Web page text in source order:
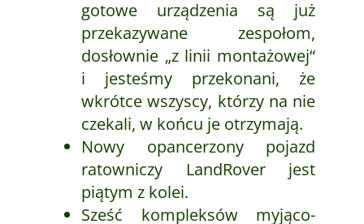
gotowe urządzenia są już
przekazywane zespołom,
dosłownie „z linii montażowej“
i jesteśmy przekonani, że
wkrótce wszyscy, którzy na nie
czekali, w końcu je otrzymają.
Nowy opancerzony pojazd
ratowniczy LandRover jest
piątym z kolei.
Sześć kompleksów myjąco-